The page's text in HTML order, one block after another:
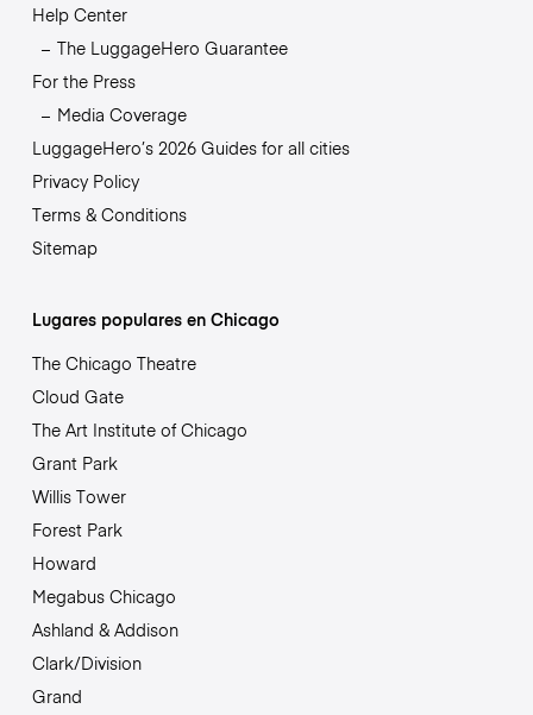
Help Center
The LuggageHero Guarantee
For the Press
Media Coverage
LuggageHero’s 2026 Guides for all cities
Privacy Policy
Terms & Conditions
Sitemap
Lugares populares en Chicago
The Chicago Theatre
Cloud Gate
The Art Institute of Chicago
Grant Park
Willis Tower
Forest Park
Howard
Megabus Chicago
Ashland & Addison
Clark/Division
Grand